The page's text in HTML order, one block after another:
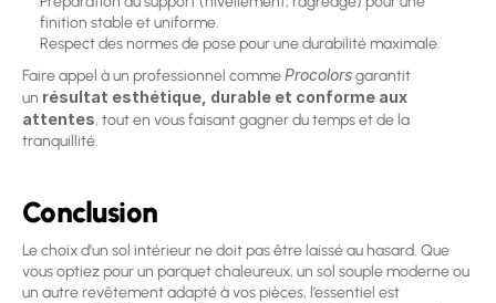
finition stable et uniforme.
Respect des normes de pose pour une durabilité maximale.
Faire appel à un professionnel comme Procolors garantit
un résultat esthétique, durable et conforme aux
attentes, tout en vous faisant gagner du temps et de la
tranquillité.
Conclusion
Le choix d’un sol intérieur ne doit pas être laissé au hasard. Que
vous optiez pour un parquet chaleureux, un sol souple moderne ou
un autre revêtement adapté à vos pièces, l’essentiel est